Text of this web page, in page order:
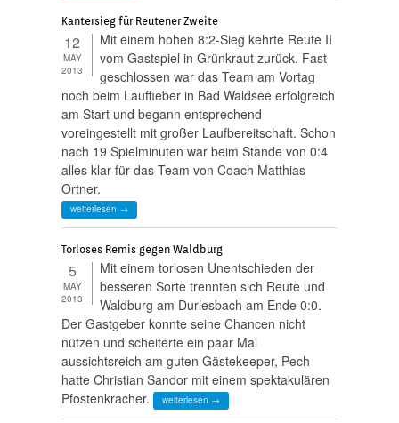
Kantersieg für Reutener Zweite
12
MAY
2013
Mit einem hohen 8:2-Sieg kehrte Reute II
vom Gastspiel in Grünkraut zurück. Fast
geschlossen war das Team am Vortag
noch beim Lauffieber in Bad Waldsee erfolgreich
am Start und begann entsprechend
voreingestellt mit großer Laufbereitschaft. Schon
nach 19 Spielminuten war beim Stande von 0:4
alles klar für das Team von Coach Matthias
Ortner.
weiterlesen →
Torloses Remis gegen Waldburg
5
MAY
2013
Mit einem torlosen Unentschieden der
besseren Sorte trennten sich Reute und
Waldburg am Durlesbach am Ende 0:0.
Der Gastgeber konnte seine Chancen nicht
nützen und scheiterte ein paar Mal
aussichtsreich am guten Gästekeeper, Pech
hatte Christian Sandor mit einem spektakulären
Pfostenkracher.
weiterlesen →